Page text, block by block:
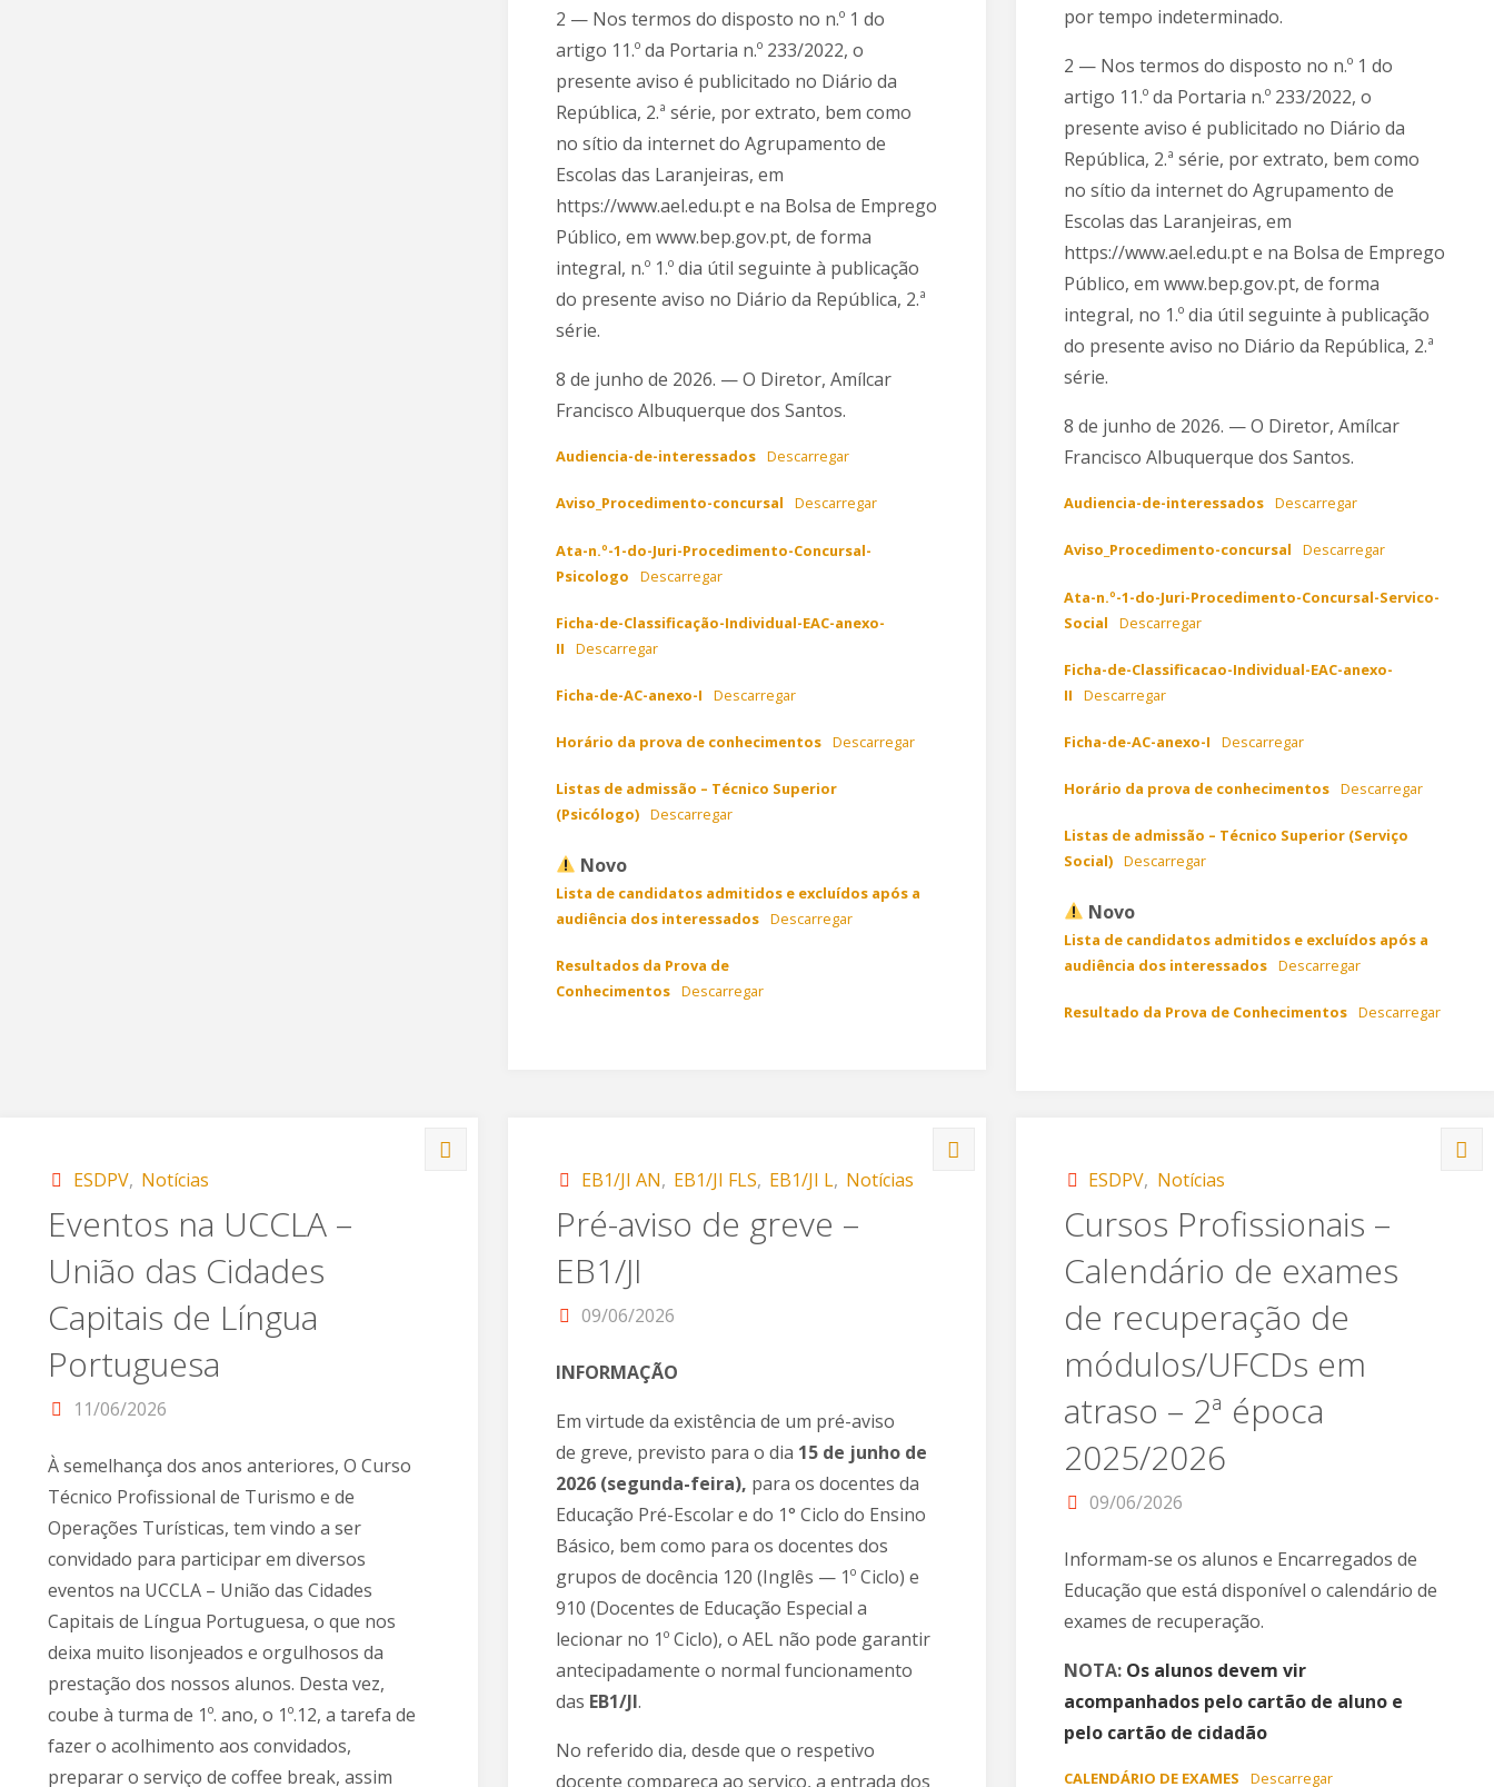
2 — Nos termos do disposto no n.º 1 do
artigo 11.º da Portaria n.º 233/2022, o
presente aviso é publi­citado no Diário da
República, 2.ª série, por extrato, bem como
no sítio da internet do Agrupamento de
Escolas das Laranjeiras, em
https://www.ael.edu.pt e na Bolsa de Emprego
Público, em www.bep.gov.pt, de forma
integral, n.º 1.º dia útil seguinte à publicação
do presente aviso no Diário da República, 2.ª
série.
8 de junho de 2026. — O Diretor, Amílcar
Francisco Albuquerque dos Santos.
Audiencia-de-interessados Descarregar
Aviso_Procedimento-concursal Descarregar
Ata-n.º-1-do-Juri-Procedimento-Concursal-
Psicologo
Descarregar
Ficha-de-Classificação-Individual-EAC-anexo-
II
Descarregar
Ficha-de-AC-anexo-I Descarregar
Horário da prova de conhecimentos Descarregar
Listas de admissão – Técnico Superior
(Psicólogo) Descarregar
Novo
Lista de candidatos admitidos e excluídos após a
audiência dos interessados Descarregar
Resultados da Prova de
Conhecimentos Descarregar
por tempo indeterminado.
2 — Nos termos do disposto no n.º 1 do
artigo 11.º da Portaria n.º 233/2022, o
presente aviso é publicitado no Diário da
República, 2.ª série, por extrato, bem como
no sítio da internet do Agrupamento de
Escolas das Laranjeiras, em
https://www.ael.edu.pt e na Bolsa de Emprego
Público, em www.bep.gov.pt, de forma
integral, no 1.º dia útil seguinte à publicação
do presente aviso no Diário da República, 2.ª
série.
8 de junho de 2026. — O Diretor, Amílcar
Francisco Albuquerque dos Santos.
Audiencia-de-interessados Descarregar
Aviso_Procedimento-concursal Descarregar
Ata-n.º-1-do-Juri-Procedimento-Concursal-Servico-
Social
Descarregar
Ficha-de-Classificacao-Individual-EAC-anexo-
II
Descarregar
Ficha-de-AC-anexo-I Descarregar
Horário da prova de conhecimentos Descarregar
Listas de admissão – Técnico Superior (Serviço
Social) Descarregar
Novo
Lista de candidatos admitidos e excluídos após a
audiência dos interessados Descarregar
Resultado da Prova de Conhecimentos Descarregar
ESDPV, Notícias
Eventos na UCCLA –
União das Cidades
Capitais de Língua
Portuguesa
11/06/2026
À semelhança dos anos anteriores, O Curso
Técnico Profissional de Turismo e de
Operações Turísticas, tem vindo a ser
convidado para participar em diversos
eventos na UCCLA – União das Cidades
Capitais de Língua Portuguesa, o que nos
deixa muito lisonjeados e orgulhosos da
prestação dos nossos alunos. Desta vez,
coube à turma de 1º. ano, o 1º.12, a tarefa de
fazer o acolhimento aos convidados,
preparar o serviço de coffee break, assim
EB1/JI AN, EB1/JI FLS, EB1/JI L, Notícias
Pré-aviso de greve –
EB1/JI
09/06/2026
INFORMAÇÃO
Em virtude da existência de um pré-aviso
de greve, previsto para o dia 15 de junho de
2026 (segunda-feira), para os docentes da
Educação Pré-Escolar e do 1° Ciclo do Ensino
Básico, bem como para os docentes dos
grupos de docência 120 (Inglês — 1º Ciclo) e
910 (Docentes de Educação Especial a
lecionar no 1º Ciclo), o AEL não pode garantir
antecipadamente o normal funcionamento
das EB1/JI.
No referido dia, desde que o respetivo
docente compareça ao serviço, a entrada dos
ESDPV, Notícias
Cursos Profissionais –
Calendário de exames
de recuperação de
módulos/UFCDs em
atraso – 2ª época
2025/2026
09/06/2026
Informam-se os alunos e Encarregados de
Educação que está disponível o calendário de
exames de recuperação.
NOTA: Os alunos devem vir
acompanhados pelo cartão de aluno e
pelo cartão de cidadão
CALENDÁRIO DE EXAMES Descarregar